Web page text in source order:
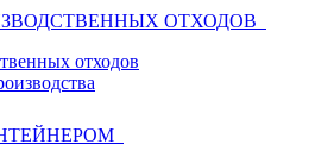
ОТХОДОВ
отходов